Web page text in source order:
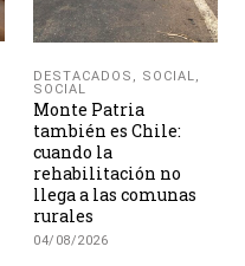
DESTACADOS , SOCIAL,
SOCIAL
Monte Patria
también es Chile:
cuando la
rehabilitación no
llega a las comunas
rurales
04/08/2026